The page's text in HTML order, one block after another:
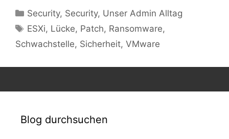
Kategorien
Security, Security, Unser Admin Alltag
Schlagwörter
ESXi, Lücke, Patch, Ransomware,
Schwachstelle, Sicherheit, VMware
Blog durchsuchen